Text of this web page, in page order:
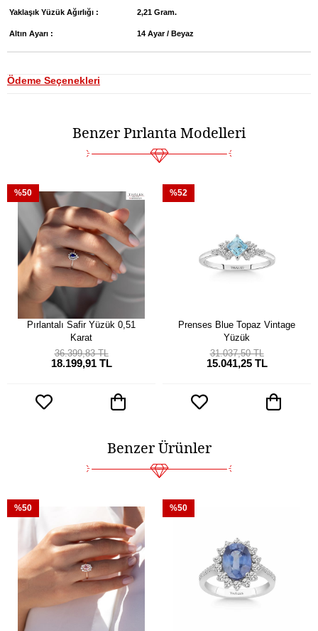
Yaklaşık Yüzük Ağırlığı : 2,21 Gram.
Altın Ayarı : 14 Ayar / Beyaz
Ödeme Seçenekleri
Benzer Pırlanta Modelleri
Pırlantalı Safir Yüzük 0,51
Karat
18.199,91 TL
36.399,83 TL
%50
Prenses Blue Topaz Vintage
Yüzük
15.041,25 TL
31.037,50 TL
%52
Benzer Ürünler
%50 %50